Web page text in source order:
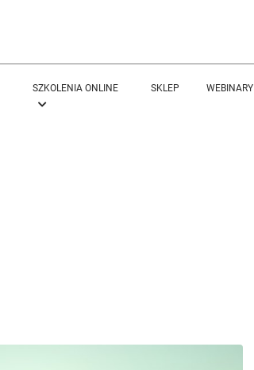
SZKOLENIA ONLINE SKLEP WEBINARY